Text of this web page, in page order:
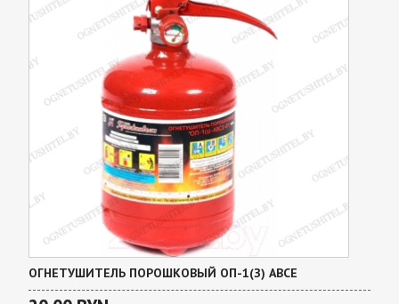
ОГНЕТУШИТЕЛЬ ПОРОШКОВЫЙ ОП-1(З) АВСЕ